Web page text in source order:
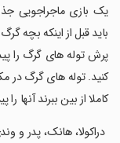
یک بازی ماجراجویی
باید قبل از اینکه بچه
پرش توله های گرگ را
کنید. توله های گرگ در
کاملا از بین ببرند آنها را
دراکولا، هانک، پدر و